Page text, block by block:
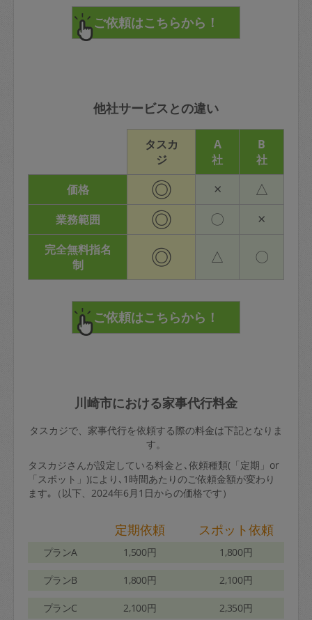
他社サービスとの違い
タスカ
ジ
A
社
B
社
価格
◎ × △
業務範囲 ◎ 〇 ×
完全無料指名
制
◎ △ 〇
川崎市における家事代行料金
タスカジで、家事代行を依頼する際の料金は下記となりま
す。
タスカジさんが設定している料金と､依頼種類(「定期」or
「スポット」)により､1時間あたりのご依頼金額が変わり
ます｡（以下、2024年6月1日からの価格です）
定期依頼 スポット依頼
プランA 1,500円 1,800円
プランB 1,800円 2,100円
プランC 2,100円 2,350円